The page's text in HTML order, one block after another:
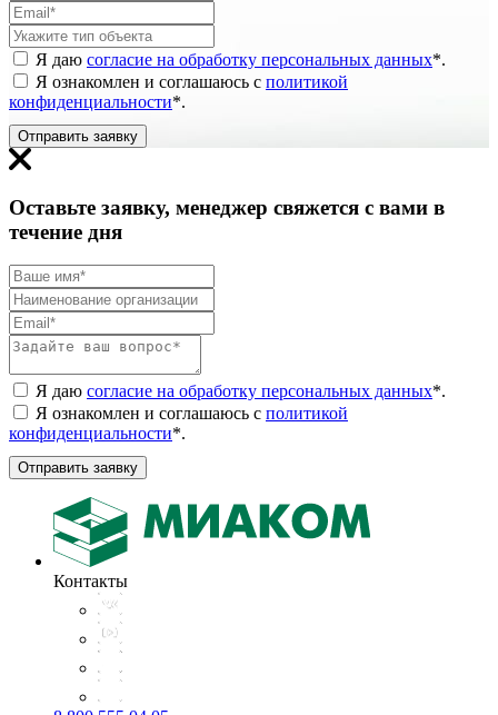
Я даю согласие на обработку персональных данных*.
Я ознакомлен и соглашаюсь с политикой
конфиденциальности*.
Отправить заявку
Оставьте заявку, менеджер свяжется с вами в
течение дня
Я даю согласие на обработку персональных данных*.
Я ознакомлен и соглашаюсь с политикой
конфиденциальности*.
Отправить заявку
Контакты